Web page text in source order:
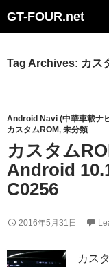
GT-FOUR.net
content
Tag Archives: カス
Android Navi (中華車載ナ
カスタムROM , 未分類
カスタム
Android
C0256
2016年5月31日
カス